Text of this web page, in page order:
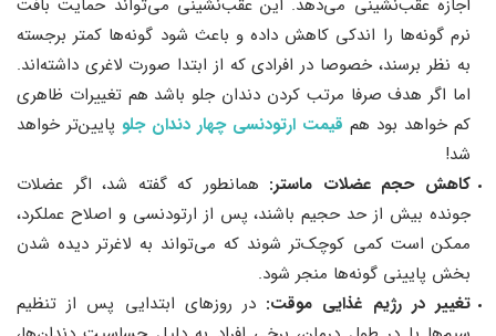
اجازه عقب‌نشینی می‌دهد. این عقب‌نشینی می‌تواند حمایت بافت
نرم گونه‌ها را اندکی کاهش داده و باعث شود گونه‌ها کمتر برجسته
به نظر برسند، خصوصا در افرادی که از ابتدا صورت لاغری داشته‌اند.
اما اگر هدف صرفا مرتب کردن دندان جلو باشد هم تغییرات ظاهری
کم خواهد بود هم قیمت ارتودنسی چهار دندان جلو پایین‌تر خواهد
شد!
کاهش حجم عضلات ماستر: همانطور که گفته شد، اگر عضلات
جونده بیش از حد حجیم باشند، پس از ارتودنسی و اصلاح عملکرد،
ممکن است کمی کوچک‌تر شوند که می‌تواند به لاغرتر دیده شدن
بخش پایینی گونه‌ها منجر شود.
تغییر در رژیم غذایی موقت: در روزهای ابتدایی پس از تنظیم